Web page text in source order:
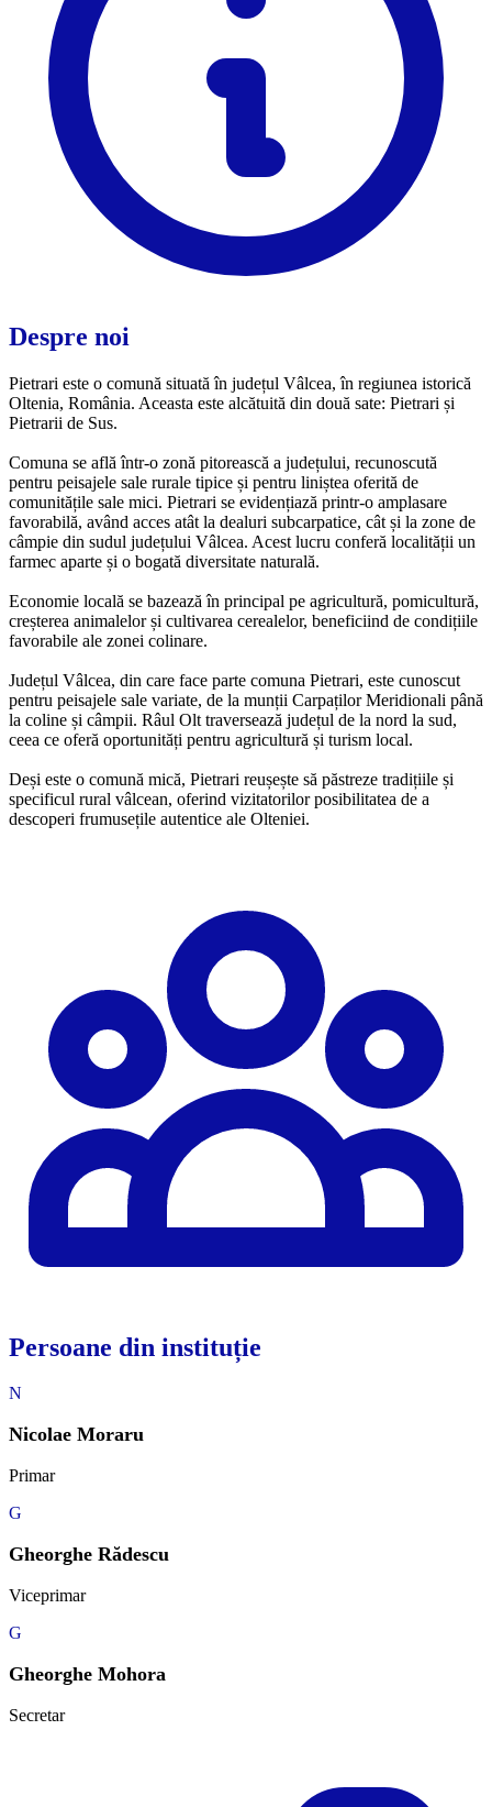
Despre noi
Pietrari este o comună situată în județul Vâlcea, în regiunea istorică
Oltenia, România. Aceasta este alcătuită din două sate: Pietrari și
Pietrarii de Sus.
Comuna se află într-o zonă pitorească a județului, recunoscută
pentru peisajele sale rurale tipice și pentru liniștea oferită de
comunitățile sale mici. Pietrari se evidențiază printr-o amplasare
favorabilă, având acces atât la dealuri subcarpatice, cât și la zone de
câmpie din sudul județului Vâlcea. Acest lucru conferă localității un
farmec aparte și o bogată diversitate naturală.
Economie locală se bazează în principal pe agricultură, pomicultură,
creșterea animalelor și cultivarea cerealelor, beneficiind de condițiile
favorabile ale zonei colinare.
Județul Vâlcea, din care face parte comuna Pietrari, este cunoscut
pentru peisajele sale variate, de la munții Carpaților Meridionali până
la coline și câmpii. Râul Olt traversează județul de la nord la sud,
ceea ce oferă oportunități pentru agricultură și turism local.
Deși este o comună mică, Pietrari reușește să păstreze tradițiile și
specificul rural vâlcean, oferind vizitatorilor posibilitatea de a
descoperi frumusețile autentice ale Olteniei.
Persoane din instituție
N
Nicolae Moraru
Primar
G
Gheorghe Rădescu
Viceprimar
G
Gheorghe Mohora
Secretar